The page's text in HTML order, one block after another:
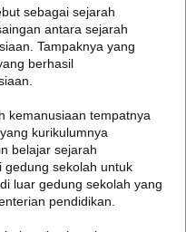
sebagai sejarah
antara sejarah
Tampaknya yang
berhasil
kemanusiaan tempatnya
kurikulumnya
belajar sejarah
gedung sekolah untuk
luar gedung sekolah yang
pendidikan.